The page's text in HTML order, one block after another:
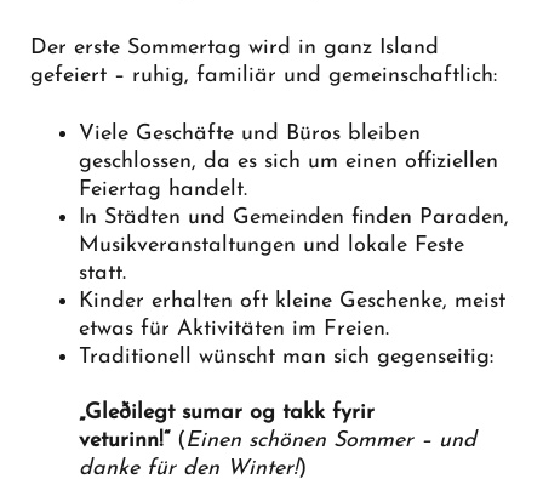
Der erste Sommertag wird in ganz Island
gefeiert – ruhig, familiär und gemeinschaftlich:
Viele Geschäfte und Büros bleiben
geschlossen, da es sich um einen offiziellen
Feiertag handelt.
In Städten und Gemeinden finden Paraden,
Musikveranstaltungen und lokale Feste
statt.
Kinder erhalten oft kleine Geschenke, meist
etwas für Aktivitäten im Freien.
Traditionell wünscht man sich gegenseitig:
„Gleðilegt sumar og takk fyrir
veturinn!“ ( Einen schönen Sommer – und
danke für den Winter!)